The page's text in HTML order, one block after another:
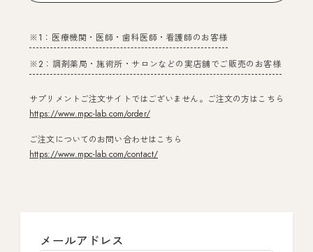
※1：医療機関・医師・歯科医師・看護師のお客様
※2：調剤薬局・施術所・サロンなどの実店舗でご販売のお客様
サプリメントご注文サイトではございません。ご注文の方はこちら
https://www.mpc-lab.com/order/
ご注文についてのお問い合わせはこちら
https://www.mpc-lab.com/contact/
メールアドレス